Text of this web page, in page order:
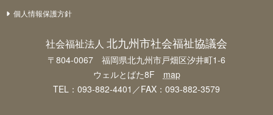
個人情報保護方針
社会福祉法人 北九州市社会福祉協議会
〒804-0067 福岡県北九州市戸畑区汐井町1-6
ウェルとばた8F map
TEL：093-882-4401／FAX：093-882-3579